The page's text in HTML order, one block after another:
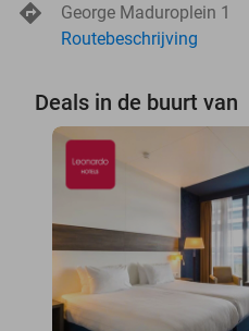
George Maduroplein 1
Routebeschrijving
Deals in de buurt van